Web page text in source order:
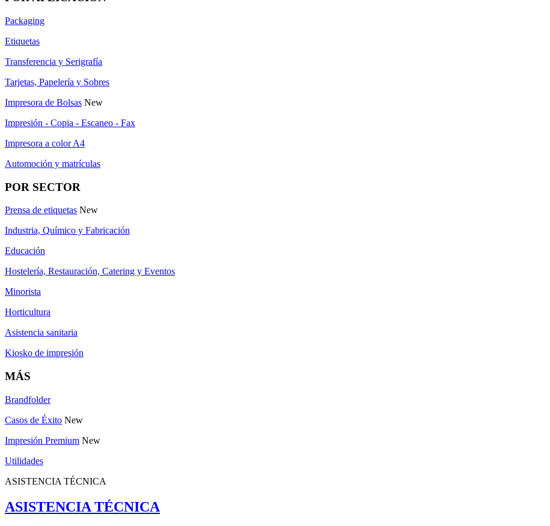
Packaging
Etiquetas
Transferencia y Serigrafía
Tarjetas, Papelería y Sobres
Impresora de Bolsas New
Impresión - Copia - Escaneo - Fax
Impresora a color A4
Automoción y matrículas
POR SECTOR
Prensa de etiquetas New
Industria, Químico y Fabricación
Educación
Hostelería, Restauración, Catering y Eventos
Minorista
Horticultura
Asistencia sanitaria
Kiosko de impresión
MÁS
Brandfolder
Casos de Éxito New
Impresión Premium New
Utilidades
ASISTENCIA TÉCNICA
ASISTENCIA TÉCNICA